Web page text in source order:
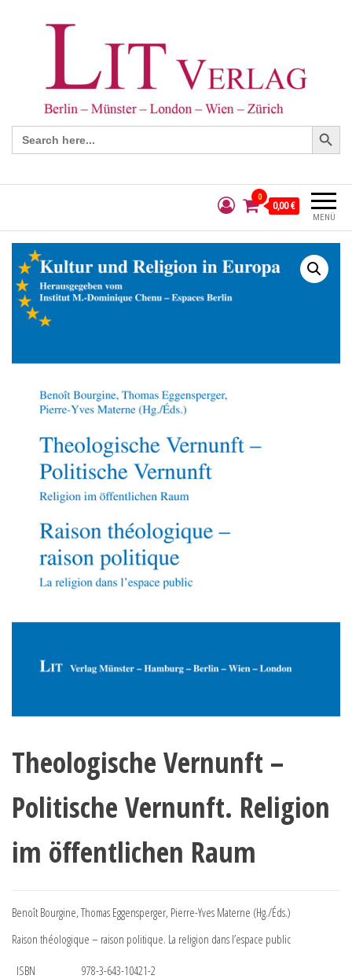
Search
for:
Search Button
MENÜ
0
0,00 €
Theologische Vernunft –
Politische Vernunft. Religion
im öffentlichen Raum
Benoît Bourgine, Thomas Eggensperger, Pierre-Yves Materne (Hg./Éds.)
Raison théologique – raison politique. La religion dans l’espace public
ISBN
978-3-643-10421-2